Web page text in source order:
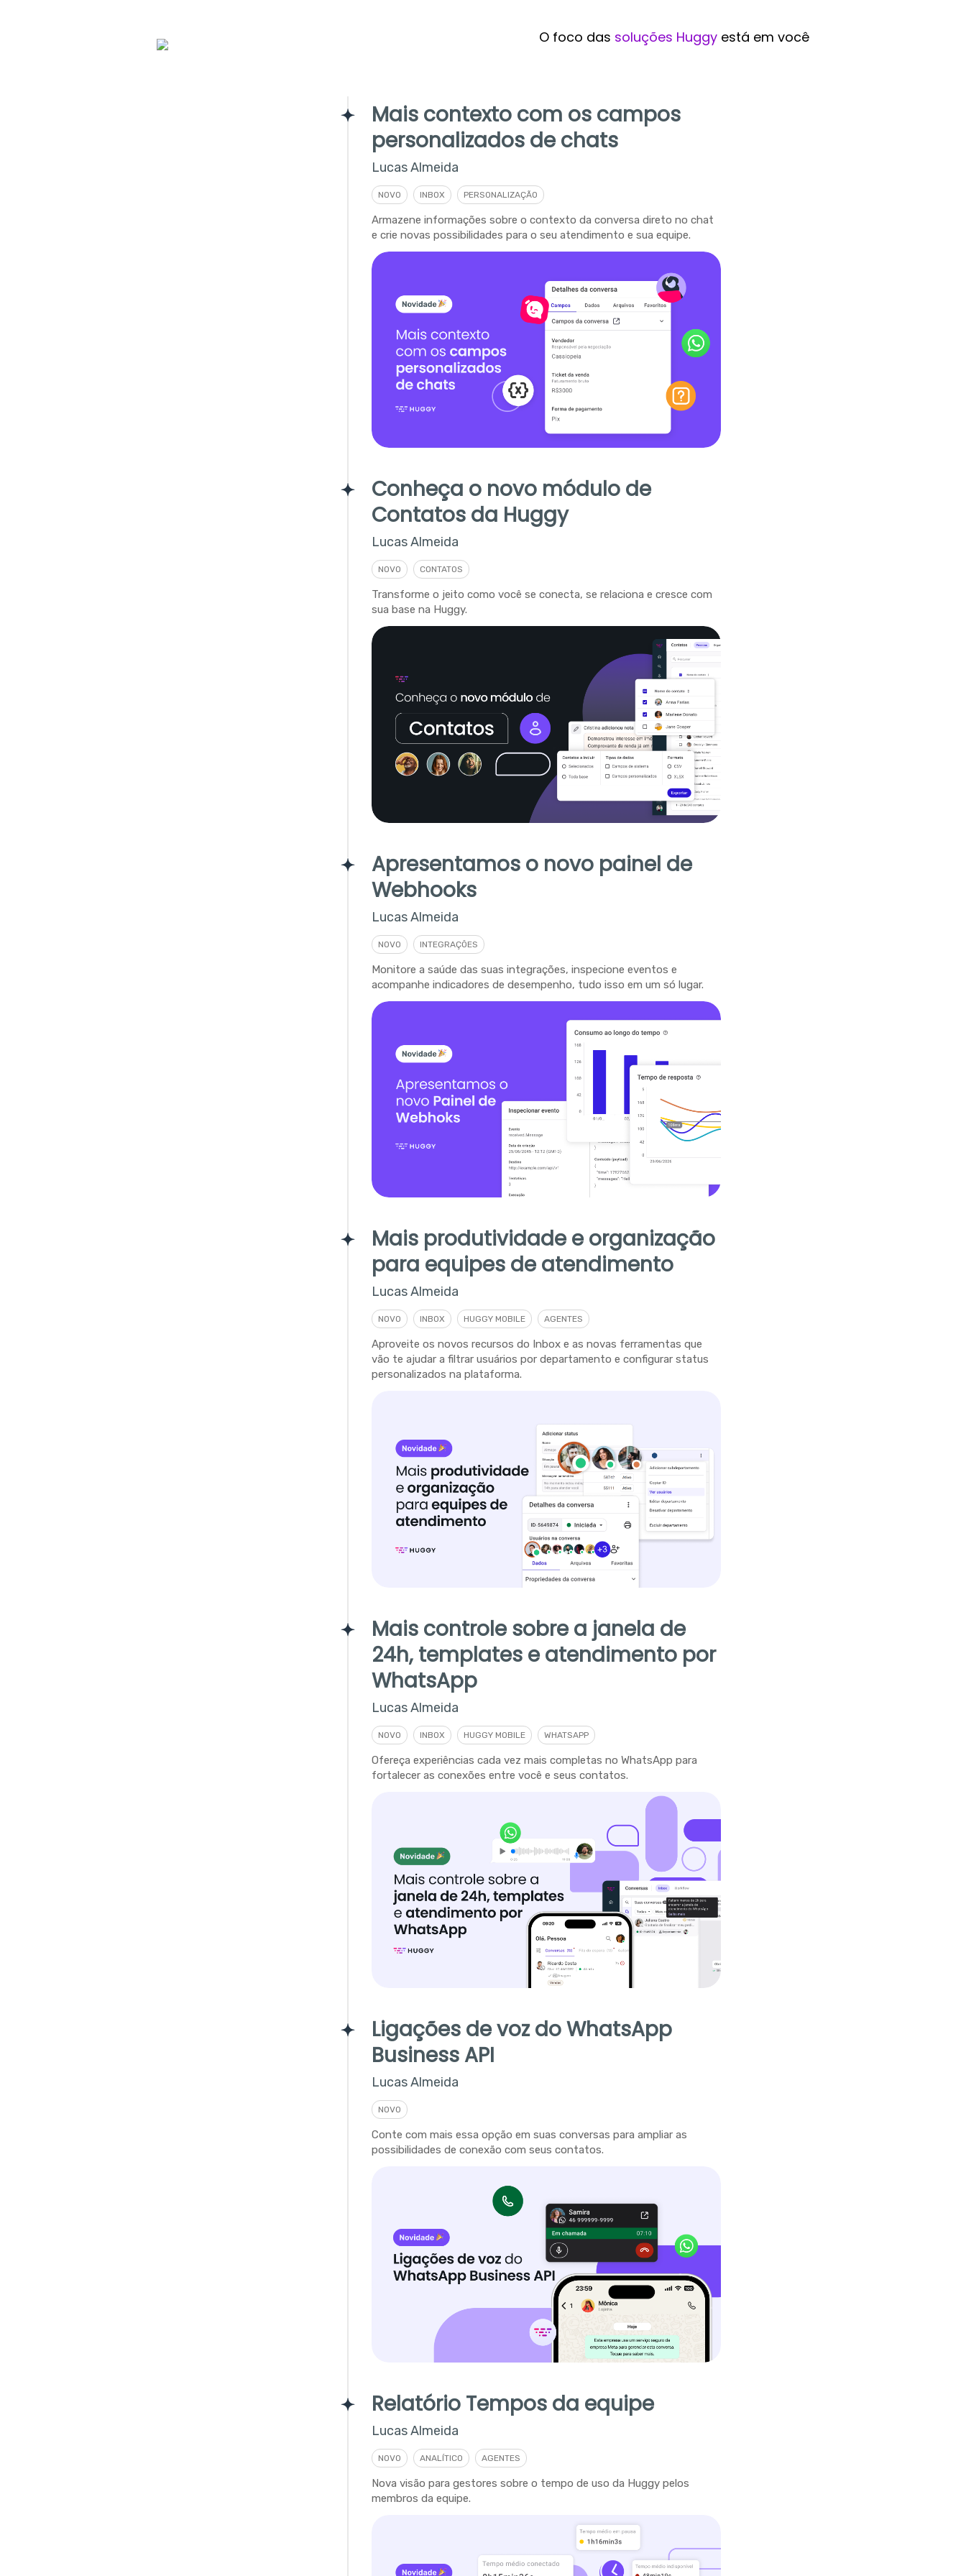
O foco das soluções Huggyestá em você
Mais contexto com os campos
personalizados de chats
Lucas Almeida
NOVO INBOX PERSONALIZAÇÃO
Armazene informações sobre o contexto da conversa direto no chat
e crie novas possibilidades para o seu atendimento e sua equipe.
Conheça o novo módulo de
Contatos da Huggy
Lucas Almeida
NOVO CONTATOS
Transforme o jeito como você se conecta, se relaciona e cresce com
sua base na Huggy.
Apresentamos o novo painel de
Webhooks
Lucas Almeida
NOVO INTEGRAÇÕES
Monitore a saúde das suas integrações, inspecione eventos e
acompanhe indicadores de desempenho, tudo isso em um só lugar.
Mais produtividade e organização
para equipes de atendimento
Lucas Almeida
NOVO INBOX HUGGY MOBILE AGENTES
Aproveite os novos recursos do Inbox e as novas ferramentas que
vão te ajudar a filtrar usuários por departamento e configurar status
personalizados na plataforma.
Mais controle sobre a janela de
24h, templates e atendimento por
WhatsApp
Lucas Almeida
NOVO INBOX HUGGY MOBILE WHATSAPP
Ofereça experiências cada vez mais completas no WhatsApp para
fortalecer as conexões entre você e seus contatos.
Ligações de voz do WhatsApp
Business API
Lucas Almeida
NOVO
Conte com mais essa opção em suas conversas para ampliar as
possibilidades de conexão com seus contatos.
Relatório Tempos da equipe
Lucas Almeida
NOVO ANALÍTICO AGENTES
Nova visão para gestores sobre o tempo de uso da Huggy pelos
membros da equipe.